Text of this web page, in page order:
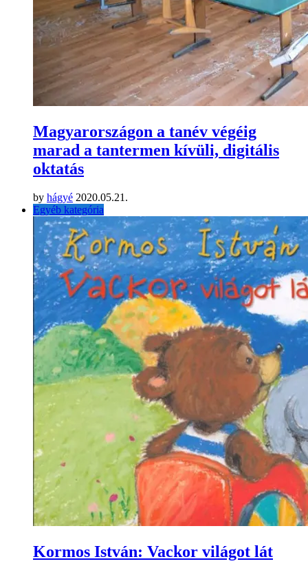
Magyarországon a tanév végéig
marad a tantermen kívüli, digitális
oktatás
by hágyé 2020.05.21.
Egyéb kategória
Kormos István: Vackor világot lát